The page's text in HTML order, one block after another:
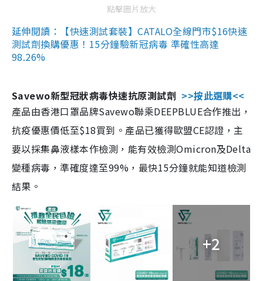
點擊圖片放大
延伸閱讀：【快速測試套裝】CATALO全線門市$16快速
測試劑換購優惠！15分鐘驗新冠病毒 準確性高達
98.26%
Savewo新型冠狀病毒快速抗原測試劑 >>按此選購<<
產品由香港口罩品牌Savewo聯乘DEEPBLUE合作推出，
抗疫優惠價低至$18買到。產品已獲得歐盟CE認證，主
要以採集鼻液樣本作檢測，能有效檢測Omicron及Delta
變種病毒，準確度達至99%，最快15分鐘就能知道檢測
結果。
+2